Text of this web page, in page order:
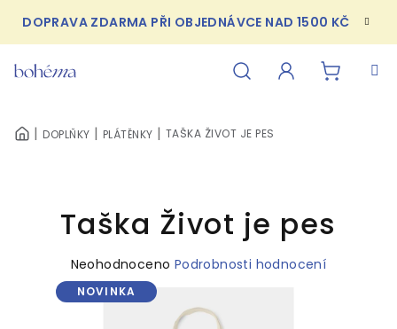
obsah
DOPRAVA ZDARMA PŘI OBJEDNÁVCE NAD 1500 KČ
DOMŮDOPLŇKY PLÁTĚNKY TAŠKA ŽIVOT JE PES
Taška Život je pes
Průměrné
hodnocení
produktu
Neohodnoceno Podrobnosti hodnocení
NOVINKA